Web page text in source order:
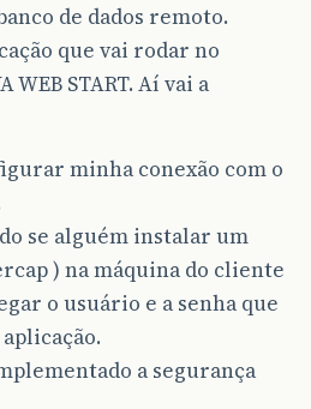
de dados remoto.
que vai rodar no
WEB START. Aí vai a
minha conexão com o
se alguém instalar um
) na máquina do cliente
o usuário e a senha que
a segurança